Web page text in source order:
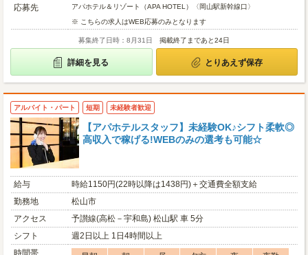
応募先
アパホテル＆リゾート（APA HOTEL）〈岡山駅新幹線口〉
※ こちらの求人はWEB応募のみとなります
募集終了日時：8月31日 掲載終了まであと24日
詳細を見る とりあえず保存
アルバイト・パート 短期 未経験者歓迎
【アパホテルスタッフ】未経験OK♪シフト柔軟◎
高収入で稼げる!WEBのみの選考も可能☆
給与
時給1150円(22時以降は1438円)＋交通費全額支給
勤務地
松山市
アクセス
予讃線(高松－宇和島) 松山駅 車 5分
シフト
週2日以上 1日4時間以上
時間帯